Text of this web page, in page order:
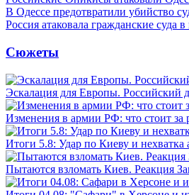
В Одессе предотвратили убийство
Россия атаковала гражданские
Сюжеты
Эскалация для Европы. Российский
Изменения в армии РФ: что стоит
Итоги 5.8: Удар по Киеву и нехватка
Пытаются взломать Киев. Реакция